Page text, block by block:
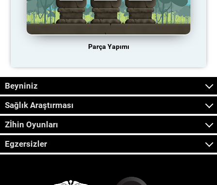
Parça Yapımı
Beyniniz
Sağlık Araştırması
Zİhin Oyunları
Egzersizler